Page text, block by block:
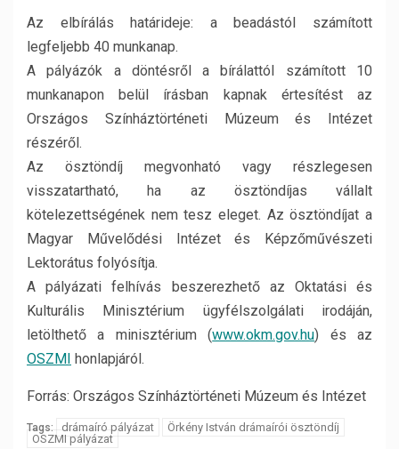
Az elbírálás határideje: a beadástól számított
legfeljebb 40 munkanap.
A pályázók a döntésről a bírálattól számított 10
munkanapon belül írásban kapnak értesítést az
Országos Színháztörténeti Múzeum és Intézet
részéről.
Az ösztöndíj megvonható vagy részlegesen
visszatartható, ha az ösztöndíjas vállalt
kötelezettségének nem tesz eleget. Az ösztöndíjat a
Magyar Művelődési Intézet és Képzőművészeti
Lektorátus folyósítja.
A pályázati felhívás beszerezhető az Oktatási és
Kulturális Minisztérium ügyfélszolgálati irodáján,
letölthető a minisztérium (www.okm.gov.hu) és az
OSZMI honlapjáról.
Forrás: Országos Színháztörténeti Múzeum és Intézet
Tags: drámaíró pályázat
Örkény István drámaírói ösztöndíj
OSZMI pályázat